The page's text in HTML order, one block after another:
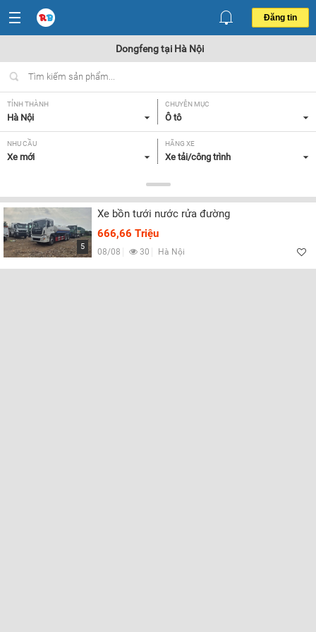
Đăng tin
Dongfeng tại Hà Nội
TỈNH THÀNH
Hà Nội
CHUYÊN MỤC
Ô tô
NHU CẦU
Xe mới
HÃNG XE
Xe tải/công trình
Dongfeng
NĂM SẢN XUẤT
Tất cả
GIÁ XE
Tất cả
5
Xe bồn tưới nước rửa đường
666,66 Triệu
08/08 30 Hà Nội